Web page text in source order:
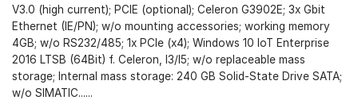
V3.0 (high current); PCIE (optional); Celeron G3902E; 3x Gbit
Ethernet (IE/PN); w/o mounting accessories; working memory
4GB; w/o RS232/485; 1x PCIe (x4); Windows 10 IoT Enterprise
2016 LTSB (64Bit) f. Celeron, I3/I5; w/o replaceable mass
storage; Internal mass storage: 240 GB Solid-State Drive SATA;
w/o SIMATIC......